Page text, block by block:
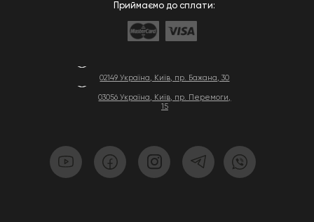
02149 Україна, Київ, пр. Бажана, 30
03056 Україна, Київ, пр. Перемоги,
15
Приймаємо до сплати: